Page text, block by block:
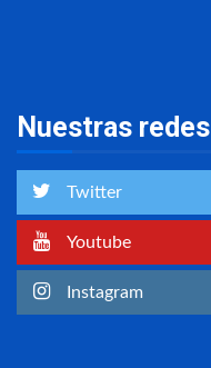
Nuestras redes
Twitter
Youtube
Instagram